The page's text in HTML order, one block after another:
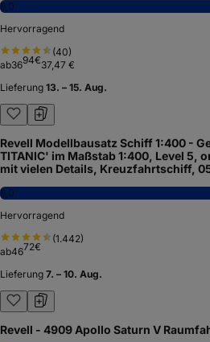
8,0
Hervorragend
(40)
ab3694€37,47 €
Lieferung 13. – 15. Aug.
Revell Modellbausatz Schiff 1:400 -
TITANIC' im Maßstab 1:400, Level 5,
mit vielen Details, Kreuzfahrtschiff,
8,0
Hervorragend
(1.442)
ab4672€
Lieferung 7. – 10. Aug.
Revell - 4909 Apollo Saturn V